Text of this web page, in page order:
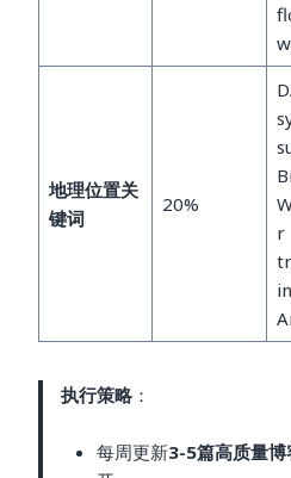
地理位置关
键词
20%
r
执行策略 ：
每周更新3-5篇高质量博